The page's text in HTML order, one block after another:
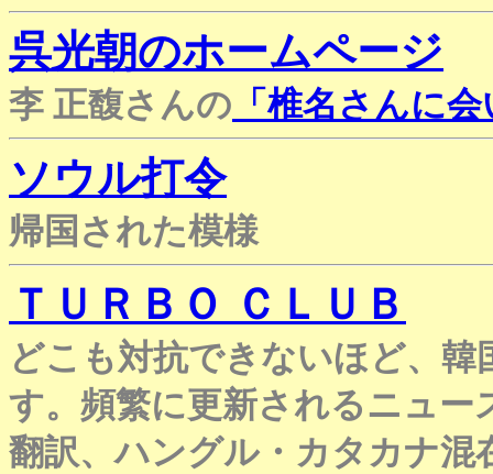
呉光朝のホームページ
李 正馥さんの 「椎名さんに
ソウル打令
帰国された模様
ＴＵＲＢＯ ＣＬＵＢ
どこも対抗できないほど、
す。頻繁に更新されるニュー
翻訳、ハングル・カタカナ混